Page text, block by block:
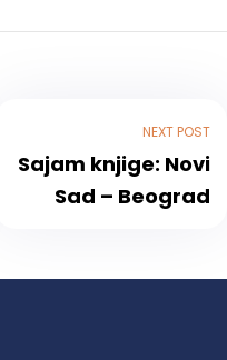
NEXT POST
Sajam knjige: Novi
Sad – Beograd